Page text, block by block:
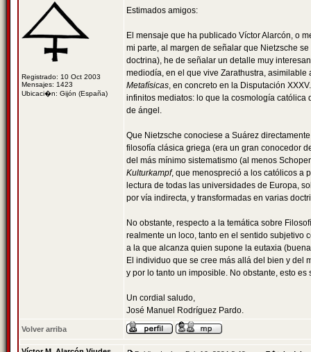
Registrado: 10 Oct 2003
Mensajes: 1423
Ubicaci�n: Gijón (España)
Estimados amigos:
El mensaje que ha publicado Víctor Alarcón, o
mi parte, al margen de señalar que Nietzsche
doctrina), he de señalar un detalle muy
mediodía, en el que vive Zarathustra,
Metafísicas, en concreto en la Disputación
infinitos mediatos: lo que la cosmología
de ángel.
Que Nietzsche conociese a Suárez
filosofía clásica griega (era un gran conocedor
del más mínimo sistematismo (al menos
Kulturkampf, que menospreció a los católicos a
lectura de todas las universidades de Europa,
por vía indirecta, y transformadas en varias
No obstante, respecto a la temática sobre
realmente un loco, tanto en el sentido subjetivo
a la que alcanza quien supone la eutaxia
El individuo que se cree más allá del bien y del
y por lo tanto un imposible. No obstante, esto
Un cordial saludo,
José Manuel Rodríguez Pardo.
Volver arriba